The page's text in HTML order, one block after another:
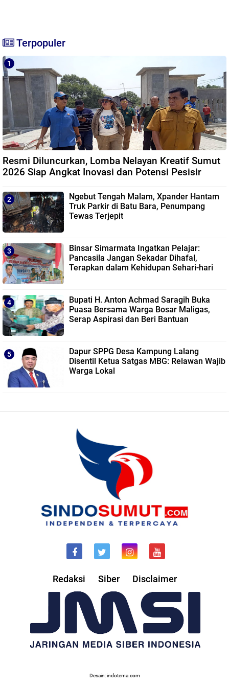
Terpopuler
Resmi Diluncurkan, Lomba Nelayan Kreatif Sumut
2026 Siap Angkat Inovasi dan Potensi Pesisir
Ngebut Tengah Malam, Xpander Hantam
Truk Parkir di Batu Bara, Penumpang
Tewas Terjepit
Binsar Simarmata Ingatkan Pelajar:
Pancasila Jangan Sekadar Dihafal,
Terapkan dalam Kehidupan Sehari-hari
Bupati H. Anton Achmad Saragih Buka
Puasa Bersama Warga Bosar Maligas,
Serap Aspirasi dan Beri Bantuan
Dapur SPPG Desa Kampung Lalang
Disentil Ketua Satgas MBG: Relawan Wajib
Warga Lokal
Redaksi Siber Disclaimer
Desain: indotema.com